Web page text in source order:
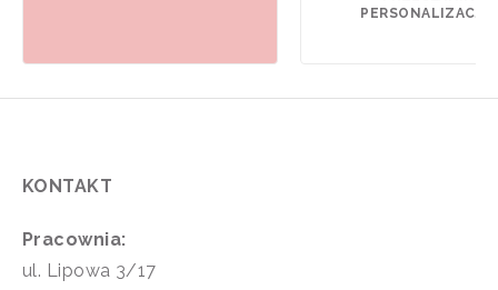
PERSONALIZACJI).
KONTAKT
Pracownia:
ul. Lipowa 3/17